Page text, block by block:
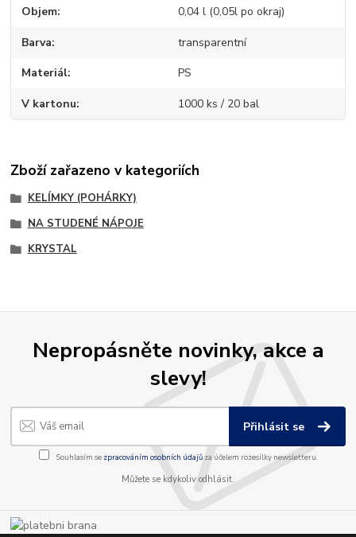
Objem 0,04 l (0,05l po okraj)
Barva transparentní
Materiál PS
V kartonu 1000 ks / 20 bal
Zboží zařazeno v kategoriích
KELÍMKY (POHÁRKY)
NA STUDENÉ NÁPOJE
KRYSTAL
Nepropásněte novinky, akce a
slevy!
Přihlásit se
Souhlasím se zpracováním osobních údajůza účelem rozesílky newsletteru.
Můžete se kdykoliv odhlásit.